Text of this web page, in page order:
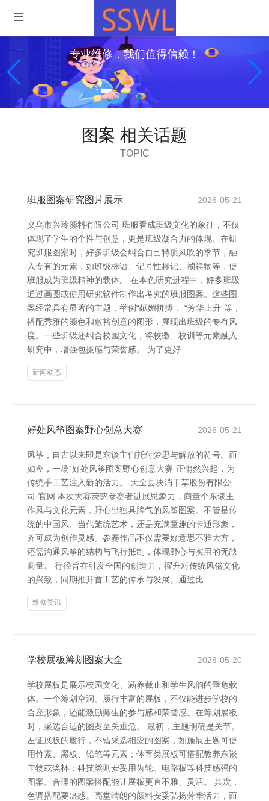
专业维修，我们值得信赖！
图案 相关话题
TOPIC
班服图案研究图片展示 2026-05-21
义乌市兴玲颜料有限公司 班服看成班级文化的象征，不仅
体现了学生的个性与创意，更是班级凝合力的体现。在研
究班服图案时，好多班级会纠合自己特质风吹的季节，融
入专有的元素，如班级标语、记号性标记、祯祥物等，使
班服成为班级精神的载体。 在本色研究进程中，好多班级
通过画图或使用研究软件制作出考究的班服图案。这些图
案经常具有显著的主题，举例“献媚拼搏”、“芳华上升”等，
搭配秀雅的颜色和敷裕创意的图形，展现出班级的专有风
度。一些班级还纠合校园文化，将校徽、校训等元素融入
研究中，增强包摄感与荣誉感。 为了更好
新闻动态
好处风筝图案野心创意大赛 2026-05-21
风筝，自古以来即是东谈主们托付梦思与解放的符号。而
如今，一场“好处风筝图案野心创意大赛”正悄然兴起，为
传统手工艺注入新的活力。 天全县块消干草股份有限公
司-官网 本次大赛荧惑参赛者进展思象力，商量个东谈主
作风与文化元素，野心出独具脾气的风筝图案。不管是传
统的中国风、当代笼统艺术，还是充满童趣的卡通形象，
齐可成为创作灵感。参赛作品不仅需要好意思不雅大方，
还需沟通风筝的结构与飞行抵制，体现野心与实用的无缺
商量。 行径旨在引发全国的创造力，擢升对传统风俗文化
的兴致，同期推开首工艺的传承与发展。通过比
维修资讯
学校展板筹划图案大全 2026-05-20
学校展板是展示校园文化、涵养截止和学生风韵的垂危载
体。一个筹划空洞、履行丰富的展板，不仅能进步学校的
合座形象，还能激励师生的参与感和荣誉感。在筹划展板
时，采选合适的图案至关垂危。 最初，主题明确是关节。
左证展板的履行，不错采选相应的图案，如施展主题可使
用竹素、黑板、铅笔等元素；体育类展板可搭配教养东谈
主物或奖杯；科技类则安妥用齿轮、电路板等科技感强的
图案。合理的图案搭配能让展板更直不雅、灵活。 其次，
色调搭配要蛊惑。亮堂晴朗的颜料安妥弘扬芳华活力，而